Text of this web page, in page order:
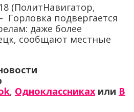
(ПолитНавигатор,
Горловка подвергается
даже более
сообщают местные
, Одноклассниках или В